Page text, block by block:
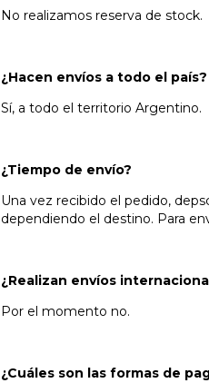
No realizamos reserva de stock.
¿Hacen envíos a todo el país?
Sí, a todo el territorio Argentino.
¿Tiempo de envío?
Una vez recibido el pedido,
dependiendo el destino. Para
¿Realizan envíos
Por el momento no.
¿Cuáles son las formas de